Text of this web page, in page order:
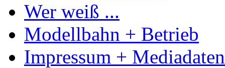
Wer weiß ...
Modellbahn + Betrieb
Impressum + Mediadaten